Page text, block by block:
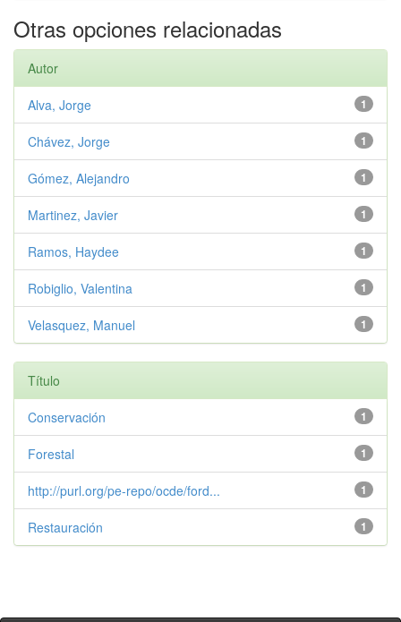
Otras opciones relacionadas
Autor
1
Alva, Jorge
1
Chávez, Jorge
1
Gómez, Alejandro
1
Martinez, Javier
1
Ramos, Haydee
1
Robiglio, Valentina
1
Velasquez, Manuel
Título
1
Conservación
1
Forestal
1
http://purl.org/pe-repo/ocde/ford...
1
Restauración